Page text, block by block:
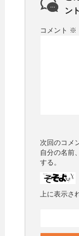
ン
コメント ※
次回のコメ
自分の名前
する。
上に表示さ